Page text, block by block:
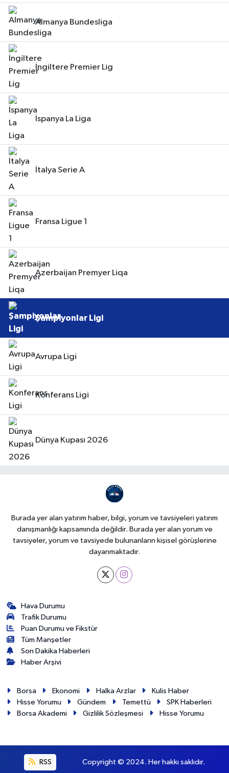
Almanya Bundesliga
İngiltere Premier Lig
İspanya La Liga
İtalya Serie A
Fransa Ligue 1
Azerbaijan Premyer Liqa
Şampiyonlar Ligi
Avrupa Ligi
Konferans Ligi
Dünya Kupası 2026
Burada yer alan yatırım haber, bilgi, yorum ve tavsiyeleri yatırım
danışmanlığı kapsamında değildir. Burada yer alan yorum ve
tavsiyeler, yorum ve tavsiyede bulunanların kişisel görüşlerine
dayanmaktadır.
Hava Durumu
Trafik Durumu
Puan Durumu ve Fikstür
Tüm Manşetler
Son Dakika Haberleri
Haber Arşivi
Borsa Ekonomi Halka Arzlar
Kulis Haber
Hisse Yorumu
Gündem Temettü
SPK Haberleri
Borsa Akademi
Gizlilik Sözleşmesi Hisse Yorumu
RSS Copyright © 2024. Her hakkı saklıdır.